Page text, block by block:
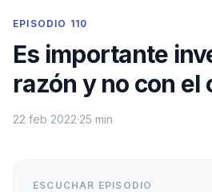
EPISODIO 110
Es importante
razón y no con el
22 feb 2022·25 min
ESCUCHAR EPISODIO